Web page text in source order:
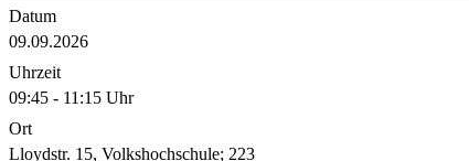
Datum
09.09.2026
Uhrzeit
09:45 - 11:15 Uhr
Ort
Lloydstr. 15, Volkshochschule; 223